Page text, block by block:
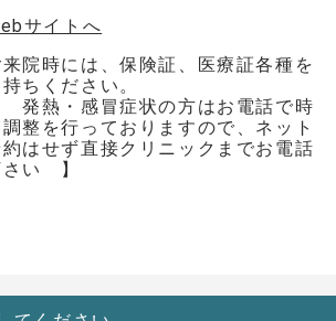
サイトへ
来院時には、保険証、医療証各種を
ちください。
発熱・感冒症状の方はお電話で時
調整を行っておりますので、ネット
はせず直接クリニックまでお電話
さい 】